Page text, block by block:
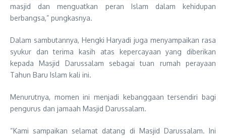
masjid dan menguatkan peran Islam dalam kehidupan
berbangsa,” pungkasnya.
Dalam sambutannya, Hengki Haryadi juga menyampaikan rasa
syukur dan terima kasih atas kepercayaan yang diberikan
kepada Masjid Darussalam sebagai tuan rumah perayaan
Tahun Baru Islam kali ini.
Menurutnya, momen ini menjadi kebanggaan tersendiri bagi
pengurus dan jamaah Masjid Darussalam.
“Kami sampaikan selamat datang di Masjid Darussalam. Ini